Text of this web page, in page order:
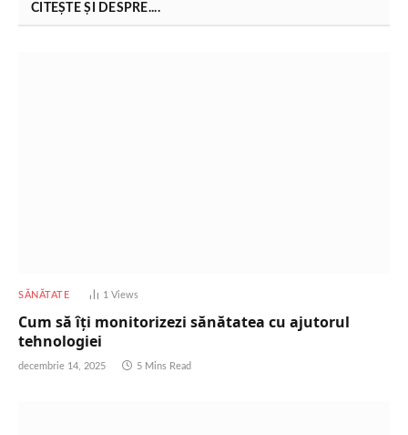
CITEȘTE ȘI DESPRE....
SĂNĂTATE 1Views
Cum să îți monitorizezi sănătatea cu ajutorul
tehnologiei
decembrie 14, 2025 5 Mins Read